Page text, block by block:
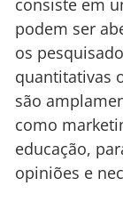
consiste em
podem ser
os
quantitativas
são
como
educação,
opiniões e